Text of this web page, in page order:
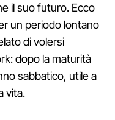
il suo futuro. Ecco
un periodo lontano
di volersi
dopo la maturità
sabbatico, utile a
vita.